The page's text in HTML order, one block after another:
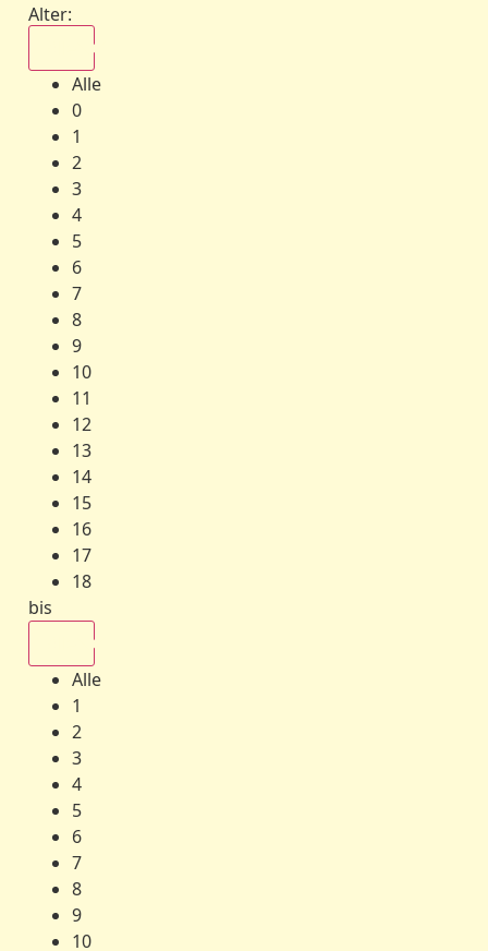
Alter:
Alle
0
1
2
3
4
5
6
7
8
9
10
11
12
13
14
15
16
17
18
bis
Alle
1
2
3
4
5
6
7
8
9
10